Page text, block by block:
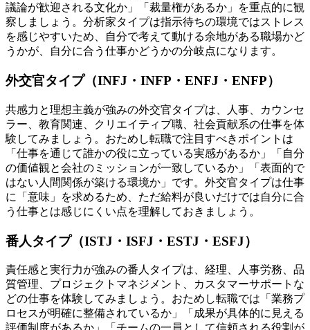
議論が歓迎される文化か」「裁量権があるか」を重点的に観
察しましょう。分析家タイプは指示待ちの環境ではストレス
を感じやすいため、自分で考えて動ける余地がある職場かど
うかが、自分に合う仕事かどうかの分岐点になります。
外交官タイプ（INFJ・INFP・ENFJ・ENFP）
共感力と理想主義が強みの外交官タイプは、人事、カウンセ
ラー、教育関連、クリエイティブ職、社会貢献系の仕事を体
験してみましょう。おためし転職で注目すべきポイントは
「仕事を通じて誰かの役に立っている実感があるか」「自分
の価値観と会社のミッションが一致しているか」「表面的で
はない人間関係が築ける環境か」です。外交官タイプは仕事
に「意味」を求めるため、ただ給料が良いだけでは自分に合
う仕事とは感じにくい点を理解しておきましょう。
番人タイプ（ISTJ・ISFJ・ESTJ・ESFJ）
責任感と実行力が強みの番人タイプは、経理、人事労務、品
質管理、プロジェクトマネジメント、カスタマーサポートな
どの仕事を体験してみましょう。おためし転職では「業務プ
ロセスが明確に整備されているか」「成果が具体的に見える